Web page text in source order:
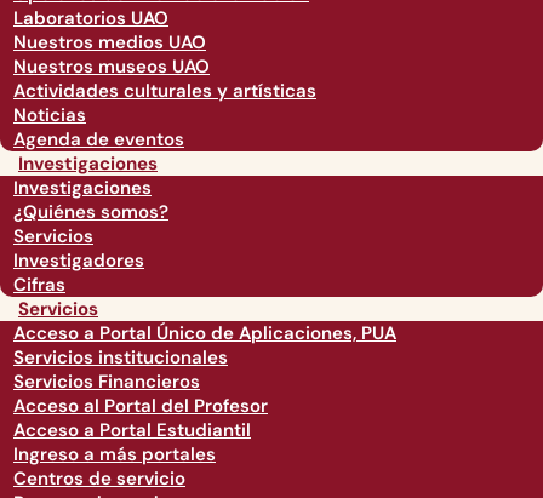
Laboratorios UAO
Nuestros medios UAO
Nuestros museos UAO
Actividades culturales y artísticas
Noticias
Agenda de eventos
Investigaciones
Investigaciones
¿Quiénes somos?
Servicios
Investigadores
Cifras
Servicios
Acceso a Portal Único de Aplicaciones, PUA
Servicios institucionales
Servicios Financieros
Acceso al Portal del Profesor
Acceso a Portal Estudiantil
Ingreso a más portales
Centros de servicio